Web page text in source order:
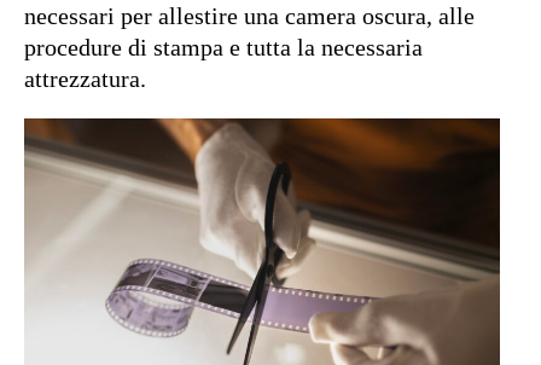
necessari per allestire una camera oscura, alle
procedure di stampa e tutta la necessaria
attrezzatura.